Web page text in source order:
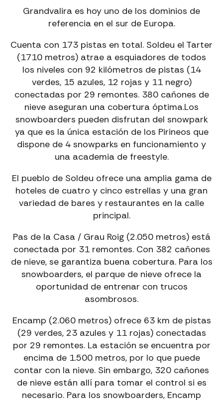
Grandvalira es hoy uno de los dominios de
referencia en el sur de Europa.
Cuenta con 173 pistas en total. Soldeu el Tarter
(1710 metros) atrae a esquiadores de todos
los niveles con 92 kilómetros de pistas (14
verdes, 15 azules, 12 rojas y 11 negro)
conectadas por 29 remontes. 380 cañones de
nieve aseguran una cobertura óptima.Los
snowboarders pueden disfrutan del snowpark
ya que es la única estación de los Pirineos que
dispone de 4 snowparks en funcionamiento y
una academia de freestyle.
El pueblo de Soldeu ofrece una amplia gama de
hoteles de cuatro y cinco estrellas y una gran
variedad de bares y restaurantes en la calle
principal.
Pas de la Casa / Grau Roig (2.050 metros) está
conectada por 31 remontes. Con 382 cañones
de nieve, se garantiza buena cobertura. Para los
snowboarders, el parque de nieve ofrece la
oportunidad de entrenar con trucos
asombrosos.
Encamp (2.060 metros) ofrece 63 km de pistas
(29 verdes, 23 azules y 11 rojas) conectadas
por 29 remontes. La estación se encuentra por
encima de 1.500 metros, por lo que puede
contar con la nieve. Sin embargo, 320 cañones
de nieve están allí para tomar el control si es
necesario. Para los snowboarders, Encamp